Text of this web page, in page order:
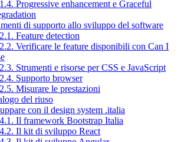
Progressive enhancement e Graceful
di supporto allo sviluppo del software
Feature detection
Verificare le feature disponibili con Can I
Strumenti e risorse per CSS e JavaScript
Supporto browser
Misurare le prestazioni
del riuso
con il design system .italia
Il framework Bootstrap Italia
Il kit di sviluppo React